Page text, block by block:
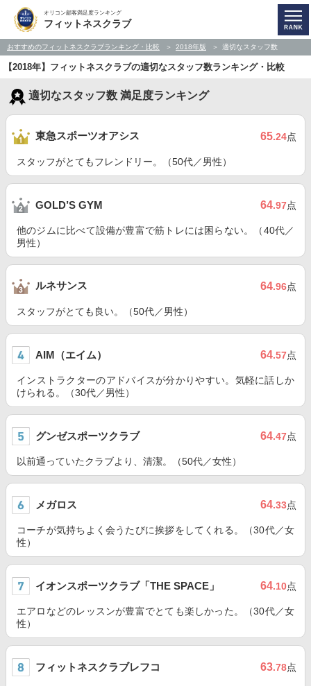
オリコン顧客満足度ランキング
フィットネスクラブ
おすすめのフィットネスクラブランキング・比較 2018年版 適切なスタッフ数
【2018年】フィットネスクラブの適切なスタッフ数ランキング・比較
適切なスタッフ数 満足度ランキング
東急スポーツオアシス 65.24点
スタッフがとてもフレンドリー。（50代／男性）
GOLD’S GYM 64.97点
他のジムに比べて設備が豊富で筋トレには困らない。（40代／
男性）
ルネサンス 64.96点
スタッフがとても良い。（50代／男性）
AIM（エイム） 64.57点
インストラクターのアドバイスが分かりやすい。気軽に話しか
けられる。（30代／男性）
グンゼスポーツクラブ 64.47点
以前通っていたクラブより、清潔。（50代／女性）
メガロス 64.33点
コーチが気持ちよく会うたびに挨拶をしてくれる。（30代／女
性）
イオンスポーツクラブ「THE SPACE」 64.10点
エアロなどのレッスンが豊富でとても楽しかった。（30代／女
性）
フィットネスクラブレフコ 63.78点